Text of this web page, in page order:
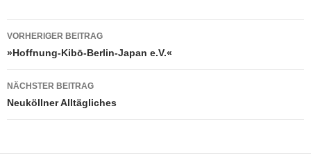
Beitragsnavigation
VORHERIGER BEITRAG
»Hoffnung-Kibō-Berlin-Japan e.V.«
NÄCHSTER BEITRAG
Neuköllner Alltägliches